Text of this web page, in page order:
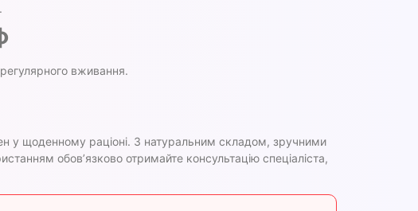
регулярного вживання.
у щоденному раціоні. З натуральним складом, зручними
обов’язково отримайте консультацію спеціаліста,